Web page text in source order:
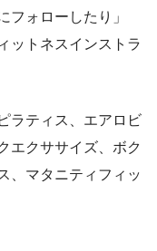
フォローしたり」
ットネスインストラ
ラティス、エアロビ
エクササイズ、ボク
、マタニティフィッ